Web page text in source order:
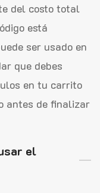
del costo total
está
ser usado en
que debes
en tu carrito
antes de finalizar
el